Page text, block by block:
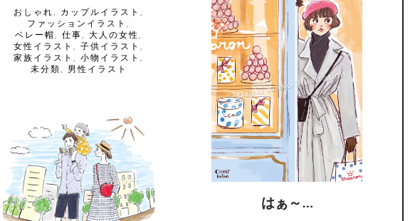
おしゃれ , カップルイラスト ,
ファッションイラスト ,
ベレー帽 ,仕事 ,大人の女性 ,
女性イラスト ,子供イラスト ,
家族イラスト ,小物イラスト ,
未分類 , 男性イラスト
はぁ～…